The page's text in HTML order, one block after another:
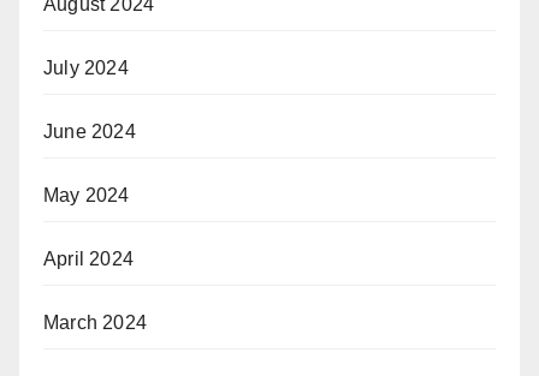
August 2024
July 2024
June 2024
May 2024
April 2024
March 2024